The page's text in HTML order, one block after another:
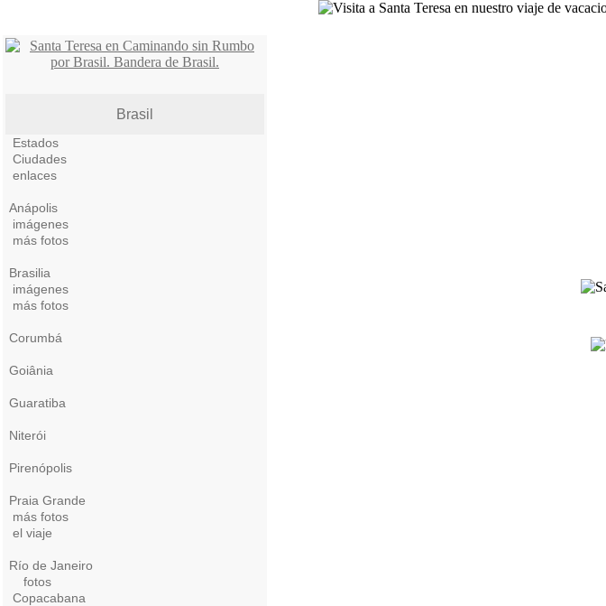
Brasil
Estados
Ciudades
enlaces
Anápolis
imágenes
más fotos
Brasilia
imágenes
más fotos
Corumbá
Goiânia
Guaratiba
Niterói
Pirenópolis
Praia Grande
más fotos
el viaje
Río de Janeiro
fotos
Copacabana